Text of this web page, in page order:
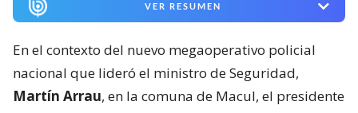
VER RESUMEN
En el contexto del nuevo megaoperativo policial
nacional que lideró el ministro de Seguridad,
Martín Arrau, en la comuna de Macul, el presidente